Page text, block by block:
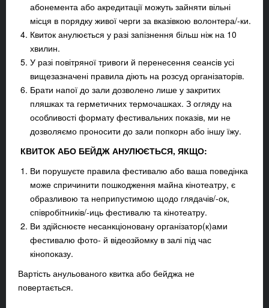
абонемента або акредитації можуть зайняти вільні
місця в порядку живої черги за вказівкою волонтера/-ки.
Квиток анулюється у разі запізнення більш ніж на 10
хвилин.
У разі повітряної тривоги й перенесення сеансів усі
вищезазначені правила діють на розсуд організаторів.
Брати напої до зали дозволено лише у закритих
пляшках та герметичних термочашках. З огляду на
особливості формату фестивальних показів, ми не
дозволяємо проносити до зали попкорн або іншу їжу.
КВИТОК АБО БЕЙДЖ АНУЛЮЄТЬСЯ, ЯКЩО:
Ви порушуєте правила фестивалю або ваша поведінка
може спричинити пошкодження майна кінотеатру, є
образливою та неприпустимою щодо глядачів/-ок,
співробітників/-иць фестивалю та кінотеатру.
Ви здійснюєте несанкціоновану організатор(к)ами
фестивалю фото- й відеозйомку в залі під час
кінопоказу.
Вартість анульованого квитка або бейджа не
повертається.